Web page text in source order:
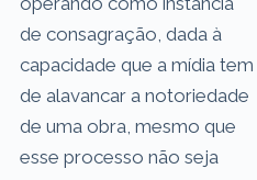
de consagração, dada à
capacidade que a mídia tem
de alavancar a notoriedade
de uma obra, mesmo que
esse processo não seja